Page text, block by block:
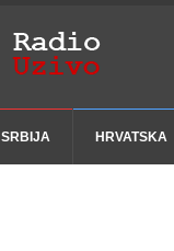
SRBIJA HRVATSKA